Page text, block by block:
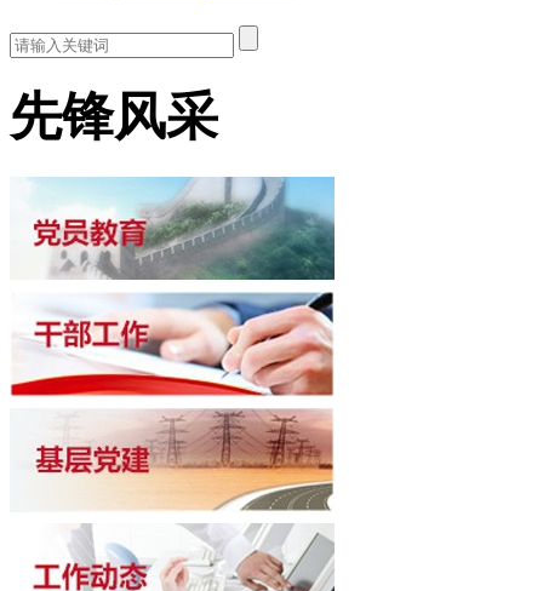
先锋风采